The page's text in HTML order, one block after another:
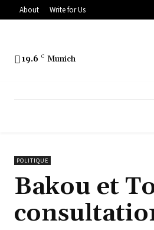
About Write for Us
19.6 C Munich
POLITIQUE
Bakou et